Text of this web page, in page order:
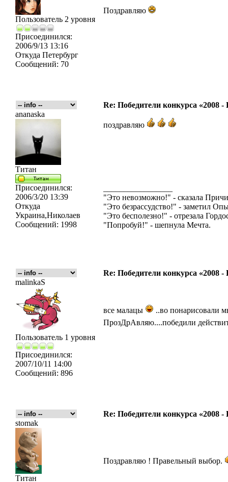
Пользователь 2 уровня
Присоединился:
2006/9/13 13:16
Откуда Петербург
Сообщений: 70
Поздравляю
Re: Победители конкурса «2008
ananaska
Титан
Присоединился:
2006/3/20 13:39
Откуда
Украина,Николаев
Сообщений: 1998
поздравляю
"Это невозможно!" - сказала
"Это безрассудство!" - заметил
"Это бесполезно!" - отрезала
"Попробуй!" - шепнула Мечта.
Re: Победители конкурса «2008
malinkaS
Пользователь 1 уровня
Присоединился:
2007/10/11 14:00
Сообщений: 896
все малацы
..во понарисовали
ПрозДрАвляю....победили
Re: Победители конкурса «2008
stomak
Титан
Поздравляю ! Правельный выбор.